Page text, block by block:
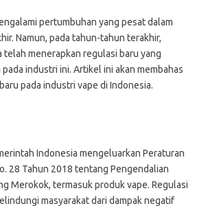
pertumbuhan yang pesat dalam
Namun, pada tahun-tahun terakhir,
telah menerapkan regulasi baru yang
industri ini. Artikel ini akan membahas
pada industri vape di Indonesia.
Indonesia mengeluarkan Peraturan
28 Tahun 2018 tentang Pengendalian
Merokok, termasuk produk vape. Regulasi
masyarakat dari dampak negatif